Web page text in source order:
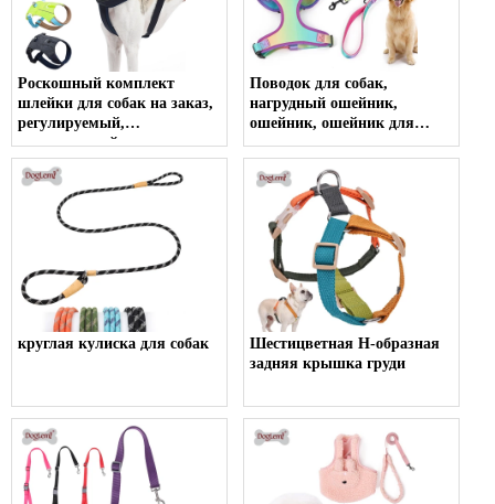
Роскошный комплект
шлейки для собак на заказ,
регулируемый,
сверхмощный, с принтом
логотипа, для безопасности
домашних животных,
рюкзак, упаковочный жгут
Поводок для собак,
нагрудный ошейник,
ошейник, ошейник для
унитаза, поводок, жилет,
комплект шлейки для
домашних животных
круглая кулиска для собак
Шестицветная H-образная
задняя крышка груди